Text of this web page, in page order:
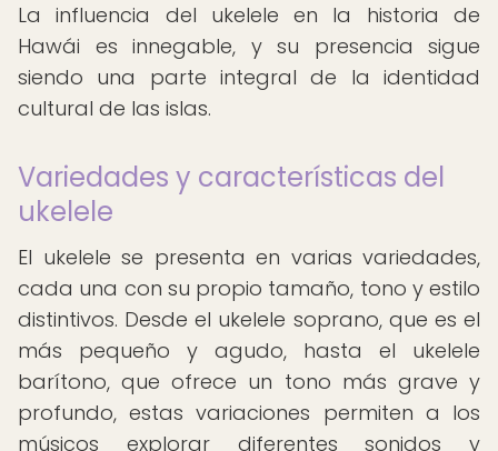
La influencia del ukelele en la historia de
Hawái es innegable, y su presencia sigue
siendo una parte integral de la identidad
cultural de las islas.
Variedades y características del
ukelele
El ukelele se presenta en varias variedades,
cada una con su propio tamaño, tono y estilo
distintivos. Desde el ukelele soprano, que es el
más pequeño y agudo, hasta el ukelele
barítono, que ofrece un tono más grave y
profundo, estas variaciones permiten a los
músicos explorar diferentes sonidos y